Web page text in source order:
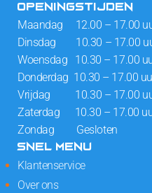
OPENINGSTIJDEN
Maandag 12.00 – 17.00
Dinsdag 10.30 – 17.00
Woensdag 10.30 – 17.00
Donderdag 10.30 – 17.00
Vrijdag 10.30 – 17.00
Zaterdag 10.30 – 17.00
Zondag Gesloten
SNEL MENU
Klantenservice
Over ons